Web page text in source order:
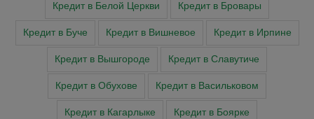
Кредит в Белой Церкви Кредит в Бровары
Кредит в Буче Кредит в Вишневое Кредит в Ирпине
Кредит в Вышгороде Кредит в Славутиче
Кредит в Обухове Кредит в Васильковом
Кредит в Кагарлыке Кредит в Боярке